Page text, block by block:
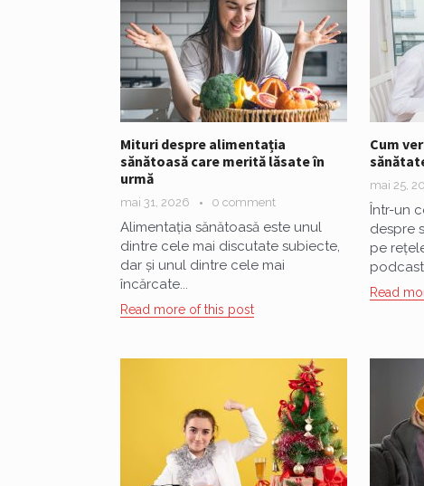
Mituri despre alimentația
sănătoasă care merită lăsate în
urmă
mai 31, 2026 0 comment
Alimentația sănătoasă este unul
dintre cele mai discutate subiecte,
dar și unul dintre cele mai
încărcate...
Read more of this post
Cum
mai 25,
Într-un
despre
pe
Read